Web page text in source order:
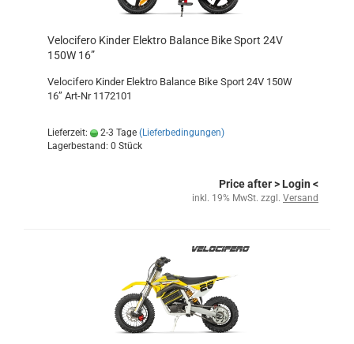
Velocifero Kinder Elektro Balance Bike Sport 24V
150W 16”
Velocifero Kinder Elektro Balance Bike Sport 24V 150W
16” Art-Nr 1172101
Lieferzeit: 2-3 Tage (Lieferbedingungen)
Lagerbestand: 0 Stück
Price after> Login <
inkl. 19% MwSt. zzgl. Versand